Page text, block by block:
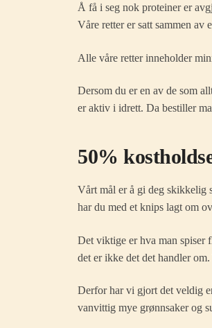
Å få i seg nok proteiner er
Våre retter er satt sammen av
Alle våre retter inneholder
Dersom du er en av de som
er aktiv i idrett. Da bestiller
50%
Vårt mål er å gi deg skikkelig
har du med et knips lagt om
Det viktige er hva man spiser
det er ikke det det handler
Derfor har vi gjort det veldig
vanvittig mye grønnsaker og